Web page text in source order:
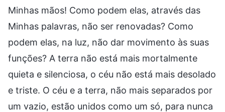
Minhas mãos! Como podem elas, através das
Minhas palavras, não ser renovadas? Como
podem elas, na luz, não dar movimento às suas
funções? A terra não está mais mortalmente
quieta e silenciosa, o céu não está mais desolado
e triste. O céu e a terra, não mais separados por
um vazio, estão unidos como um só, para nunca